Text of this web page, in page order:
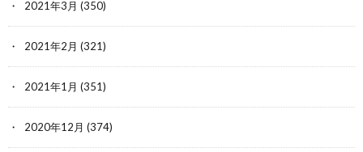
2021年3月 (350)
2021年2月 (321)
2021年1月 (351)
2020年12月 (374)